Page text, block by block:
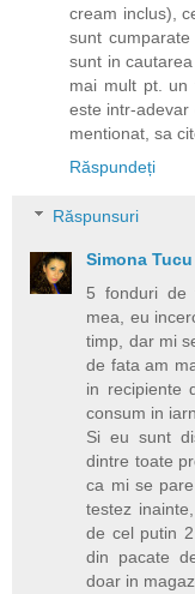
cream inclus),
sunt
sunt in
mai mult pt. un
este intr-
mentionat, sa
Răspundeți
Răspunsuri
Simona Tucu
5 fonduri de
mea, eu
timp, dar mi
de fata am
in recipiente
consum in
Si eu sunt
dintre toate
ca mi se
testez
de cel putin
din pacate
doar in